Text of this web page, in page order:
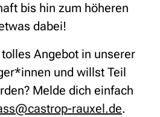
bis hin zum höheren
dabei!
Angebot in unserer
und willst Teil
Melde dich einfach
rauxel.de.